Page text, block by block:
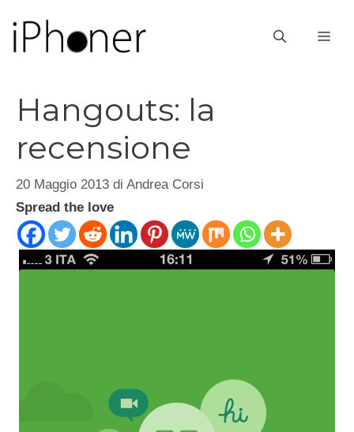
contenuto
Hangouts: la
recensione
20 Maggio 2013 di Andrea Corsi
Spread the love